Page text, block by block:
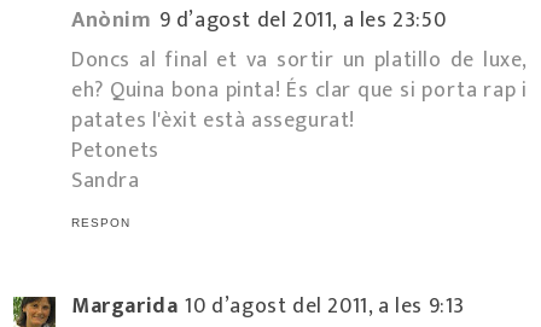
Anònim 9 d’agost del 2011, a les 23:50
Doncs al final et va sortir un platillo de luxe,
eh? Quina bona pinta! És clar que si porta rap i
patates l'èxit està assegurat!
Petonets
Sandra
RESPON
Margarida 10 d’agost del 2011, a les 9:13